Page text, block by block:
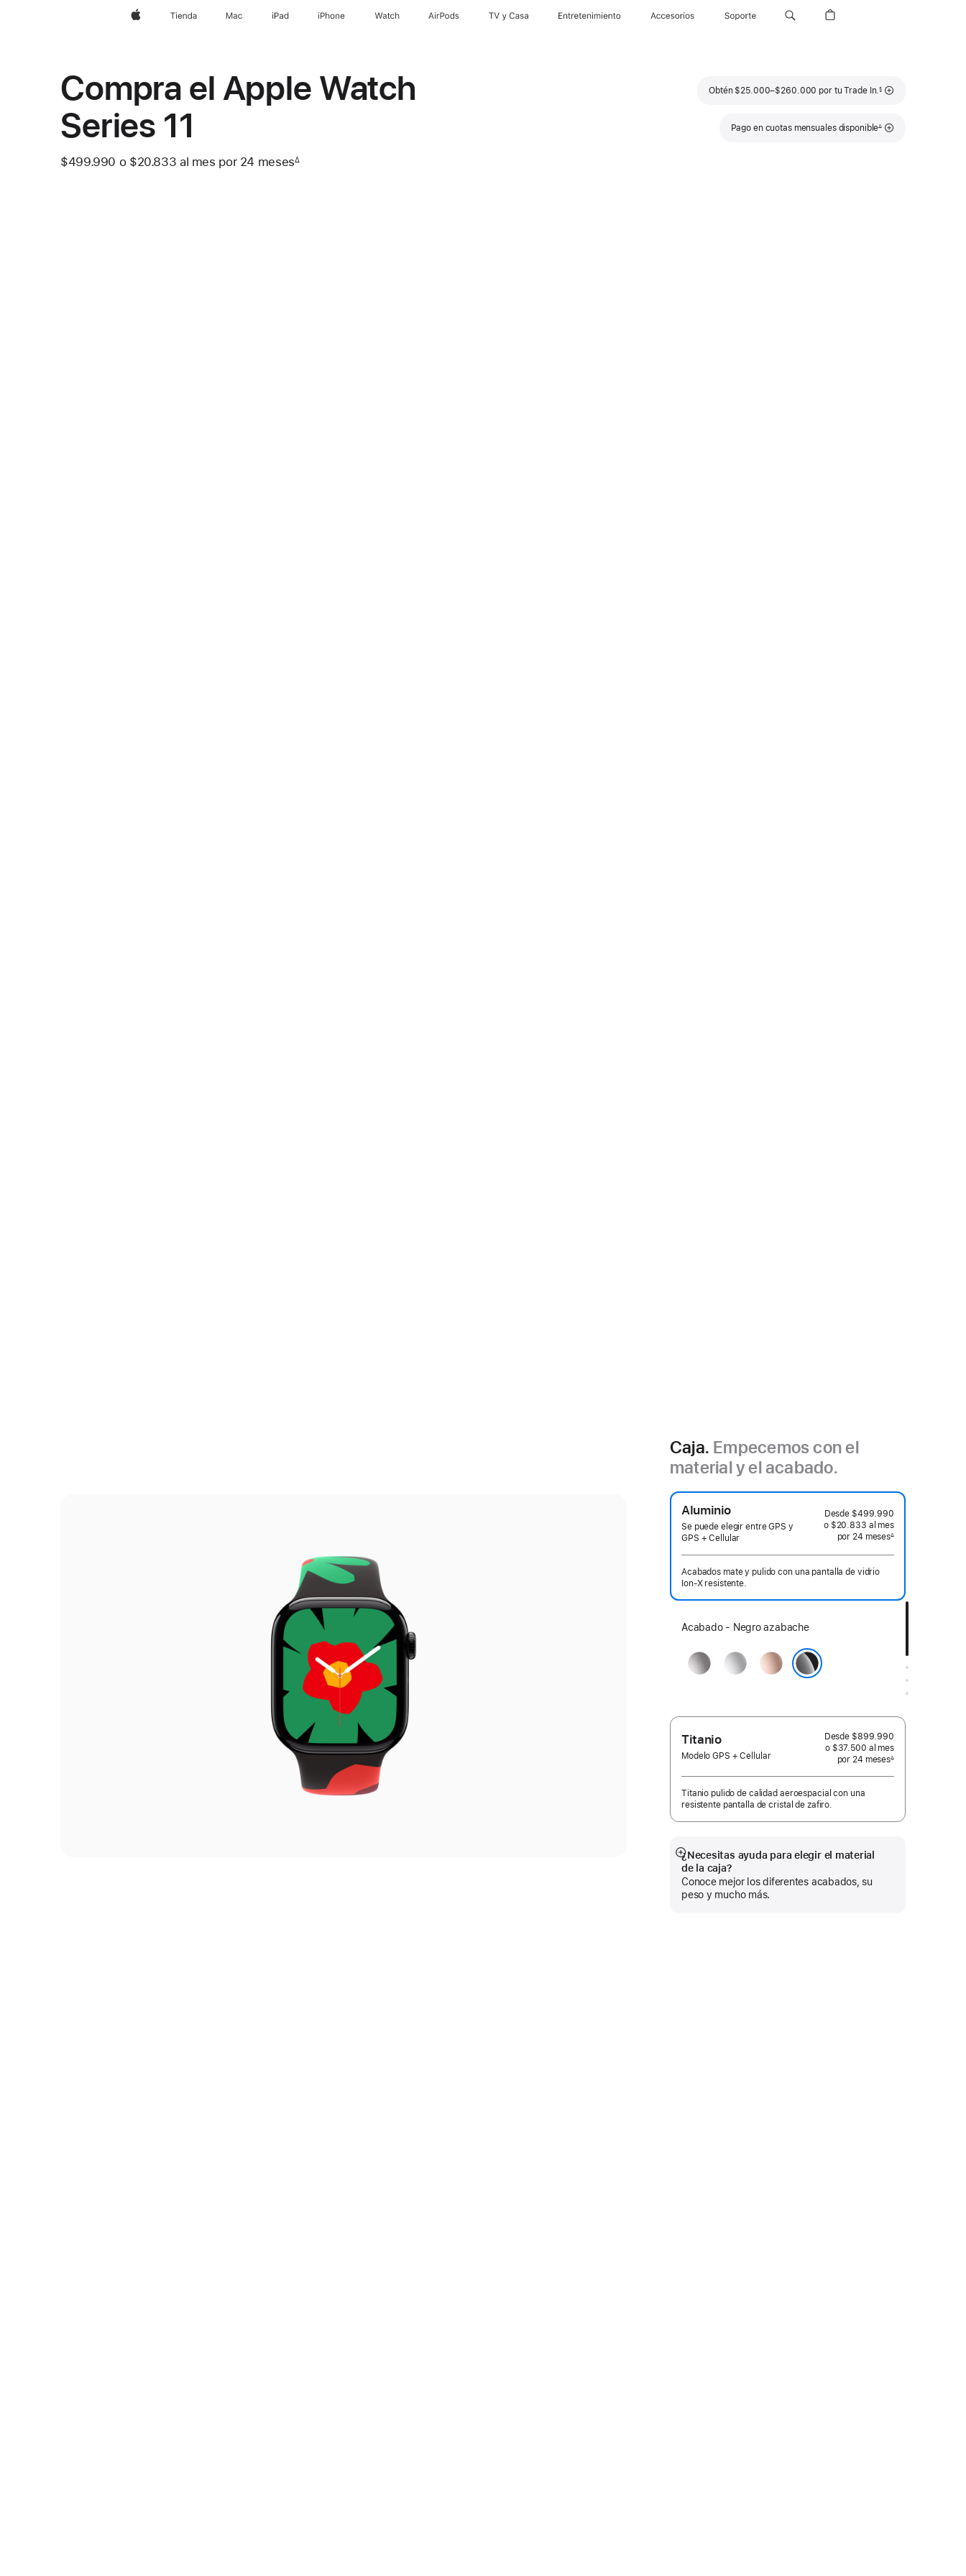
AppleTienda Mac iPad iPhone Watch AirPods TV & Casa Entretenimiento Accesorios Soporte
Compra el Apple Watch
Series 11
$499.990 o $20.833 al mes al mes
por 24 mesesmeses
∆
Obtén $25.000–$260.000 por tu Trade In.
Nota
a§
Pago en cuotas mensuales disponible
Nota
a∆
Caja. Empecemos con el
material y el acabado.
Aluminio
Se puede elegir entre GPS y
GPS + Cellular
Desde $499.990
o $20.833 al mes
por 24 mesesmeses
Nota a pie de página
∆
Acabados mate y pulido con una pantalla de vidrio
Ion‑X resistente.
Elige
acabado:
Acabado - Negro azabache
Gris
espacial
Plata
Oro
rosa
Titanio
Modelo GPS + Cellular
Desde $899.990
o $37.500 al mes
por 24 mesesmeses
Nota a pie de página
∆
Titanio pulido de calidad aeroespacial con una
resistente pantalla de cristal de zafiro.
¿Necesitas ayuda para elegir el material
de la caja?
Conoce mejor los diferentes acabados, su
peso y mucho más.
Mostrar
más